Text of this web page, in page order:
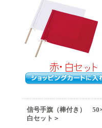
信号手旗（棒付き）
白セット＞